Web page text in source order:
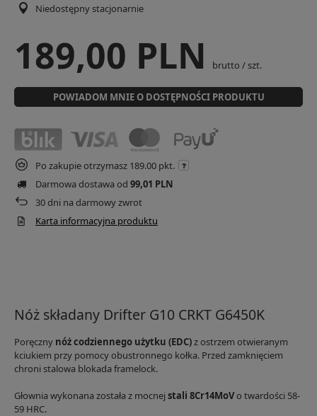
Niedostępny stacjonarnie
189,00 PLN brutto /szt.
POWIADOM MNIE O DOSTĘPNOŚCI PRODUKTU
Po zakupie otrzymasz 189.00 pkt.
Darmowa dostawa od 99,01 PLN
30dni na darmowy zwrot
Karta informacyjna produktu
Nóż składany Drifter G10 CRKT G6450K
Poręczny nóż codziennego użytku (EDC)z ostrzem otwieranym
kciukiem przy pomocy obustronnego kołka. Przed zamknięciem
chroni stalowa blokada framelock.
Głownia wykonana została z mocnejstali 8Cr14MoVo twardości 58-
59 HRC.